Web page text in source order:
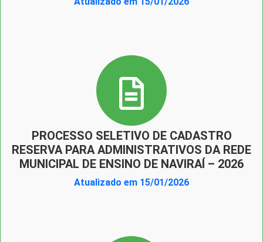
PROCESSO SELETIVO DE CADASTRO
RESERVA PARA ADMINISTRATIVOS DA REDE
MUNICIPAL DE ENSINO DE NAVIRAÍ – 2026
Atualizado em 15/01/2026